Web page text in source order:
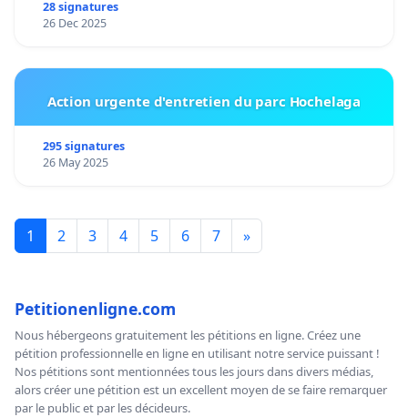
28 signatures
26 Dec 2025
Action urgente d'entretien du parc Hochelaga
295 signatures
26 May 2025
1 2 3 4 5 6 7 »
Petitionenligne.com
Nous hébergeons gratuitement les pétitions en ligne. Créez une
pétition professionnelle en ligne en utilisant notre service puissant !
Nos pétitions sont mentionnées tous les jours dans divers médias,
alors créer une pétition est un excellent moyen de se faire remarquer
par le public et par les décideurs.